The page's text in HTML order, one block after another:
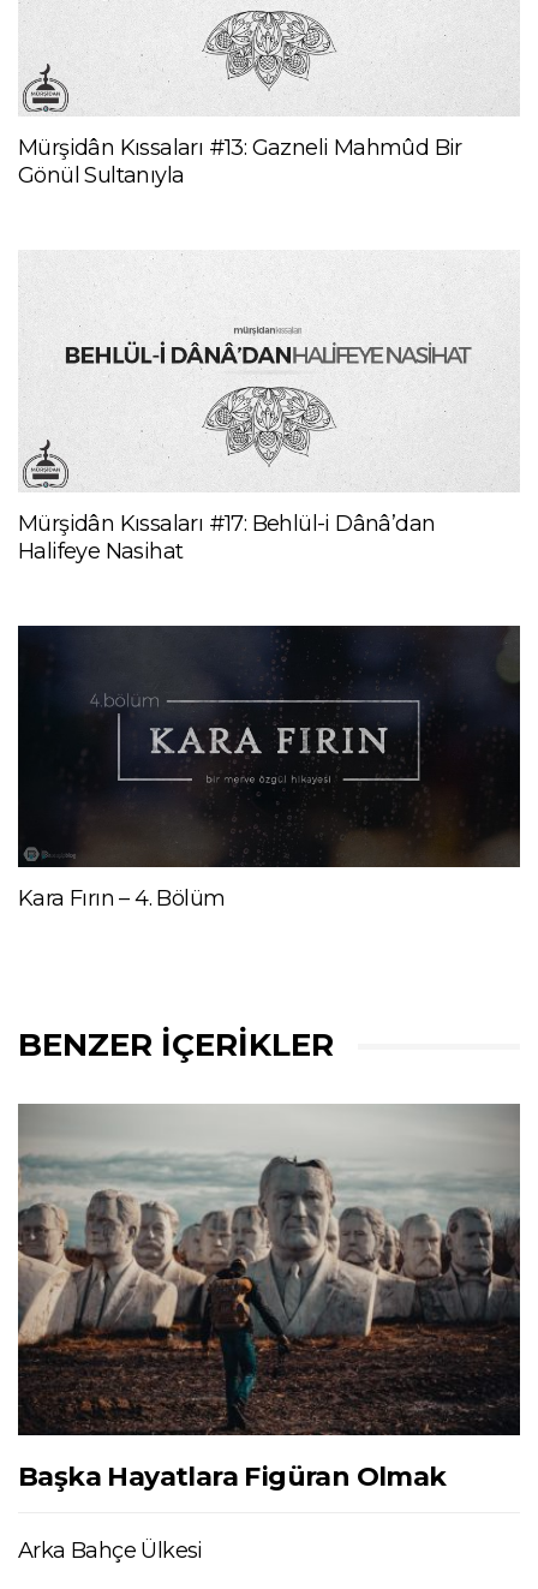
Mürşidân Kıssaları #13: Gazneli Mahmûd Bir
Gönül Sultanıyla
Mürşidân Kıssaları #17: Behlül-i Dânâ’dan
Halifeye Nasihat
Kara Fırın – 4. Bölüm
BENZER İÇERIKLER
Başka Hayatlara Figüran Olmak
Arka Bahçe Ülkesi